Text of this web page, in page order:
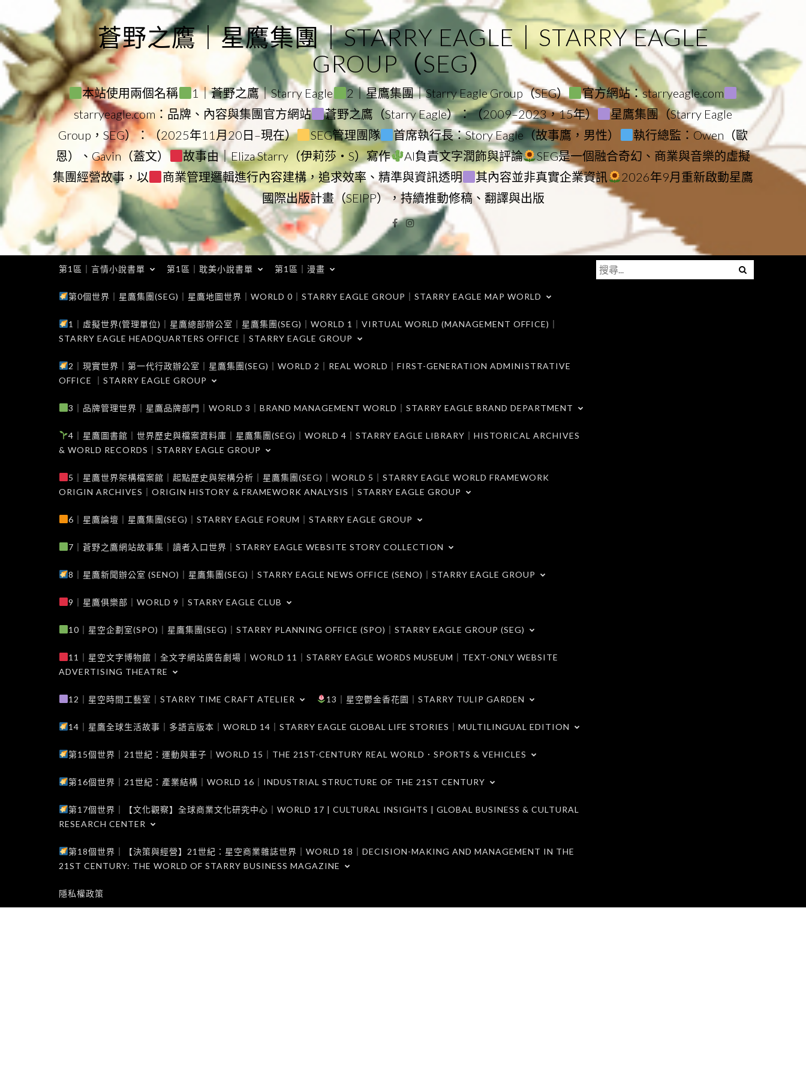
to
content
蒼野之鷹｜星鷹集團｜STARRY EAGLE｜STARRY EAGLE
GROUP（SEG）
本站使用兩個名稱 1｜蒼野之鷹｜Starry Eagle 2｜星鷹集團｜Starry Eagle Group（SEG）
官方網站：starryeagle.com
starryeagle.com：品牌、內容與集團官方網站
蒼野之鷹（Starry Eagle）：（2009–2023，15年）
星鷹集團（Starry Eagle
Group，SEG）：（2025年11月20日–現在）
SEG管理團隊 首席執行長：Story Eagle（故事鷹，男性）
執行總監：Owen（歐
恩）、Gavin（蓋文）
故事由｜Eliza Starry（伊莉莎・S）寫作 AI負責文字潤飾與評論
SEG是一個融合奇幻、商業與音樂的虛擬
集團經營故事，以
商業管理邏輯進行內容建構，追求效率、精準與資訊透明 其內容並非真實企業資訊
2026年9月重新啟動星鷹
國際出版計畫（SEIPP），持續推動修稿、翻譯與出版
Facebook
Instagram
第1區｜言情小說書單 第1區｜耽美小說書單 第1區｜漫畫
第0個世界｜星鷹集團(SEG)｜星鷹地圖世界｜WORLD 0｜STARRY EAGLE GROUP｜STARRY EAGLE MAP WORLD
1｜虛擬世界(管理單位)｜星鷹總部辦公室｜星鷹集團(SEG)｜WORLD 1｜VIRTUAL WORLD (MANAGEMENT OFFICE)｜
STARRY EAGLE HEADQUARTERS OFFICE｜STARRY EAGLE GROUP
2｜現實世界｜第一代行政辦公室｜星鷹集團(SEG)｜WORLD 2｜REAL WORLD｜FIRST-GENERATION ADMINISTRATIVE
OFFICE ｜STARRY EAGLE GROUP
3｜品牌管理世界｜星鷹品牌部門｜WORLD 3｜BRAND MANAGEMENT WORLD｜STARRY EAGLE BRAND DEPARTMENT
4｜星鷹圖書館｜世界歷史與檔案資料庫｜星鷹集團(SEG)｜WORLD 4｜STARRY EAGLE LIBRARY｜HISTORICAL ARCHIVES
& WORLD RECORDS｜STARRY EAGLE GROUP
5｜星鷹世界架構檔案館｜起點歷史與架構分析｜星鷹集團(SEG)｜WORLD 5｜STARRY EAGLE WORLD FRAMEWORK
ORIGIN ARCHIVES｜ORIGIN HISTORY & FRAMEWORK ANALYSIS｜STARRY EAGLE GROUP
6｜星鷹論壇｜星鷹集團(SEG)｜STARRY EAGLE FORUM｜STARRY EAGLE GROUP
7｜蒼野之鷹網站故事集｜讀者入口世界｜STARRY EAGLE WEBSITE STORY COLLECTION
8｜星鷹新聞辦公室 (SENO)｜星鷹集團(SEG)｜STARRY EAGLE NEWS OFFICE (SENO)｜STARRY EAGLE GROUP
9｜星鷹俱樂部｜WORLD 9｜STARRY EAGLE CLUB
10｜星空企劃室(SPO)｜星鷹集團(SEG)｜STARRY PLANNING OFFICE (SPO)｜STARRY EAGLE GROUP (SEG)
11｜星空文字博物館｜全文字網站廣告劇場｜WORLD 11｜STARRY EAGLE WORDS MUSEUM｜TEXT-ONLY WEBSITE
ADVERTISING THEATRE
12｜星空時間工藝室｜STARRY TIME CRAFT ATELIER 13｜星空鬱金香花園｜STARRY TULIP GARDEN
14｜星鷹全球生活故事｜多語言版本｜WORLD 14｜STARRY EAGLE GLOBAL LIFE STORIES｜MULTILINGUAL EDITION
第15個世界｜21世紀：運動與車子｜WORLD 15｜THE 21ST-CENTURY REAL WORLD．SPORTS & VEHICLES
第16個世界｜21世紀：產業結構｜WORLD 16｜INDUSTRIAL STRUCTURE OF THE 21ST CENTURY
第17個世界｜【文化觀察】全球商業文化研究中心｜WORLD 17 | CULTURAL INSIGHTS | GLOBAL BUSINESS & CULTURAL
RESEARCH CENTER
第18個世界｜【決策與經營】21世紀：星空商業雜誌世界｜WORLD 18｜DECISION-MAKING AND MANAGEMENT IN THE
21ST CENTURY: THE WORLD OF STARRY BUSINESS MAGAZINE
隱私權政策
Menu
搜
尋